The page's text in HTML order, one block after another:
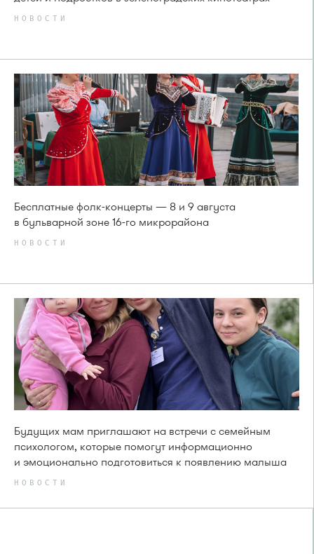
НОВОСТИ
Бесплатные фолк-концерты — 8 и 9 августа
в бульварной зоне 16-го микрорайона
НОВОСТИ
Будущих мам приглашают на встречи с семейным
психологом, которые помогут информационно
и эмоционально подготовиться к появлению малыша
НОВОСТИ